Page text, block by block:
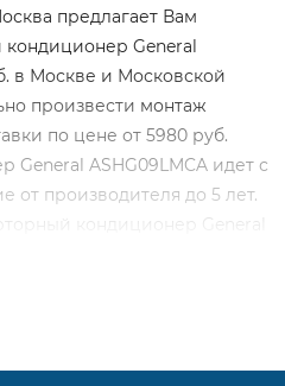
предлагает Вам
General
в Москве и Московской
произвести монтаж
по цене от 5980 руб.
ASHG09LMCA идет с
от производителя до 5 лет.
кондиционер General
составляет 5 лет!
Гарантия на монтаж